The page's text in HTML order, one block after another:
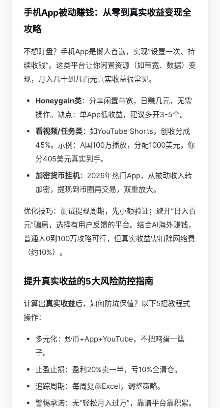
手机App被动赚钱：从零到真实收益变现全
攻略
不想盯盘？手机App是懒人首选，实现“设置一次、持
续收钱”。这类平台让你闲置资源（如带宽、数据）变
现，月入几十到几百元真实收益很常见。
Honeygain类：分享闲置带宽，日赚几元，无需
操作。缺点：单App低收益，建议多开3-5个。
看视频/任务类：如YouTube Shorts，创收分成
45%。示例：A国100万播放，分配1000美元，你
分405美元真实到手。
加密货币挂机：2026年热门App，从被动收入转
加密，提现到币圈再交易，双重放大。
优化技巧：测试提现周期，先小额验证；避开“日入百
元”骗局，选择有用户反馈的平台。结合AI海外赚钱，
普通人0到100万攻略可行，但真实收益需扣除网络费
（约10%）。
提升真实收益的5大风险防控指南
计算出真实收益后，如何防坑保值？以下5招教程式
操作：
多元化：炒币+App+YouTube，不把鸡蛋一篮
子。
止盈止损：盈利20%卖一半，亏10%全清仓。
追踪周期：每周复盘Excel，调整策略。
警惕承诺：无“轻松月入过万”，靠谱平台靠积累。